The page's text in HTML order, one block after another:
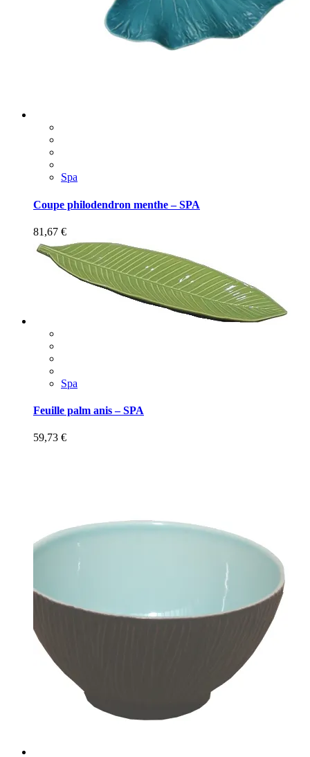
Spa
Coupe philodendron menthe – SPA
81,67 €
Spa
Feuille palm anis – SPA
59,73 €